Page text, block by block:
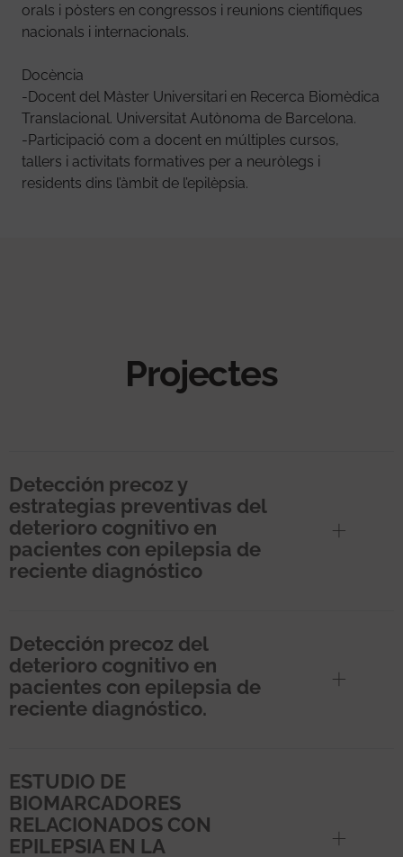
orals i pòsters en congressos i reunions científiques
nacionals i internacionals.
Docència
-Docent del Màster Universitari en Recerca Biomèdica
Translacional. Universitat Autònoma de Barcelona.
-Participació com a docent en múltiples cursos,
tallers i activitats formatives per a neuròlegs i
residents dins l’àmbit de l’epilèpsia.
Projectes
Detección precoz y
estrategias preventivas del
deterioro cognitivo en
pacientes con epilepsia de
reciente diagnóstico
Detección precoz del
deterioro cognitivo en
pacientes con epilepsia de
reciente diagnóstico.
ESTUDIO DE
BIOMARCADORES
RELACIONADOS CON
EPILEPSIA EN LA